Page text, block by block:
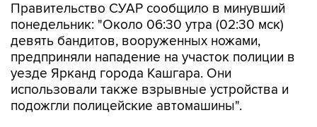
Правительство СУАР сообщило в минувший
понедельник: "Около 06:30 утра (02:30 мск)
девять бандитов, вооруженных ножами,
предприняли нападение на участок полиции в
уезде Ярканд города Кашгара. Они
использовали также взрывные устройства и
подожгли полицейские автомашины".